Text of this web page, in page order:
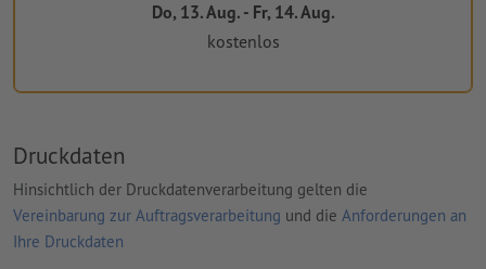
Do, 13. Aug. - Fr, 14. Aug.
kostenlos
Druckdaten
Hinsichtlich der Druckdatenverarbeitung gelten die
Vereinbarung zur Auftragsverarbeitung und die Anforderungen an
Ihre Druckdaten